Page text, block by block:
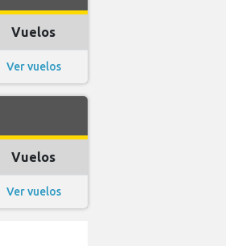
Vuelos
Ver vuelos
Vuelos
Ver vuelos